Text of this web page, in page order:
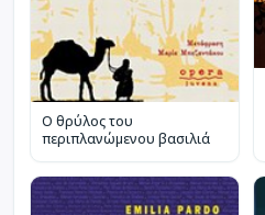
Ο θρύλος του
περιπλανώμενου βασιλιά